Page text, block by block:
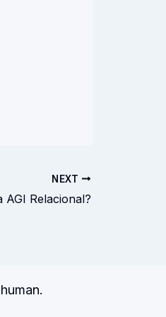
NEXT
AGI Relacional?